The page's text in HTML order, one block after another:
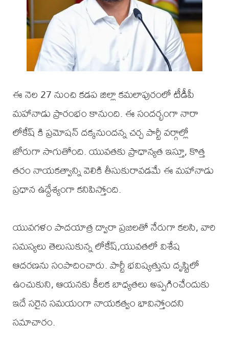
ఈ నెల 27 నుంచి కడప జిల్లా కమలాపురంలో టీడీపీ
మహానాడు ప్రారంభం కానుంది. ఈ సందర్భంగా నారా
లోకేష్ కి ప్రమోషన్ దక్కనుందన్న చర్చ పార్టీ వర్గాల్లో
జోరుగా సాగుతోంది. యువతకు ప్రాధాన్యత ఇస్తూ, కొత్త
తరం నాయకత్వాన్ని వెలికి తీసుకురావడమే ఈ మహానాడు
ప్రధాన ఉద్దేశ్యంగా కనిపిస్తోంది.
యువగళం పాదయాత్ర ద్వారా ప్రజలతో నేరుగా కలసి, వారి
సమస్యలు తెలుసుకున్న లోకేష్,యువతలో విశేష
ఆదరణను సంపాదించారు. పార్టీ భవిష్యత్తును దృష్టిలో
ఉంచుకుని, ఆయనకు కీలక బాధ్యతలు అప్పగించేందుకు
ఇదే సరైన సమయంగా నాయకత్వం భావిస్తోందని
సమాచారం.